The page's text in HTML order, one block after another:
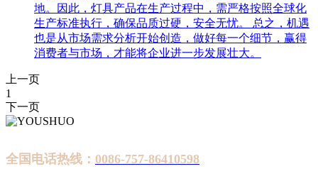
地。因此，灯具产品在生产过程中，需严格按照全球化
生产标准执行，确保品质过硬，安全无忧。 总之，机遇
也是从市场需求分析开始创造，做好每一个细节，赢得
消费者与市场，才能将企业进一步发展壮大。
上一页
1
下一页
全国电话热线： 0086-757-86410598